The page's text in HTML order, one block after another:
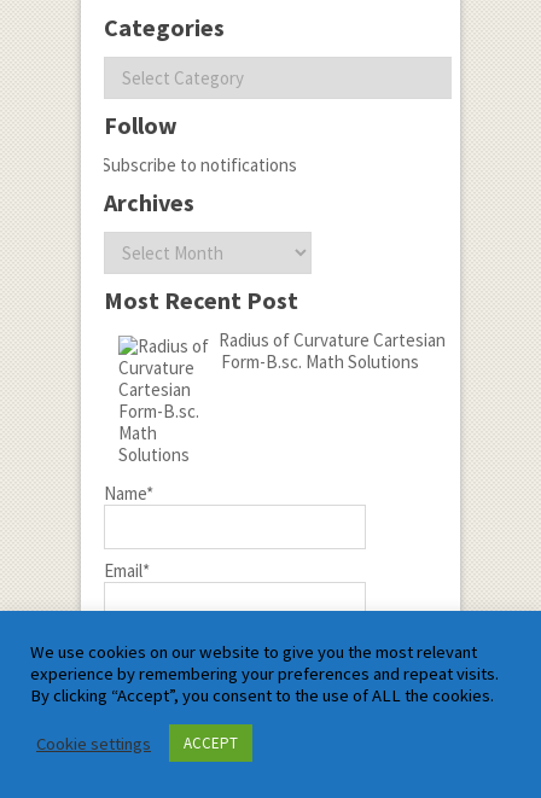
Categories
Follow
Subscribe to notifications
Archives
Most Recent Post
Radius of Curvature Cartesian
Form-B.sc. Math Solutions
Name*
Email*
Recent Posts
Radius of Curvature Cartesian
Form-B.sc. Math Solutions
We use cookies on our website to give you the most relevant
experience by remembering your preferences and repeat visits.
By clicking “Accept”, you consent to the use of ALL the cookies.
Cookie settings ACCEPT